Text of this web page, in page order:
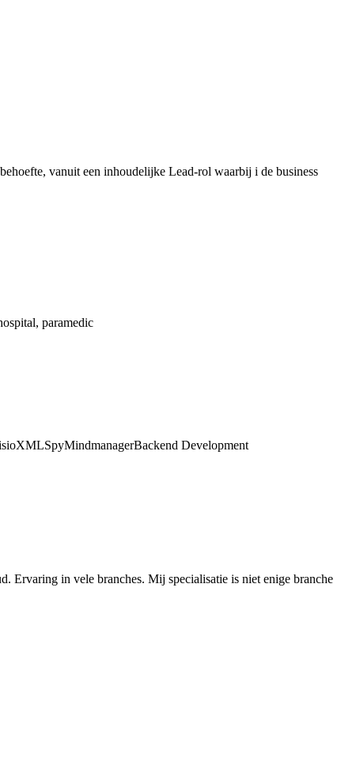
vanuit een inhoudelijke Lead-rol waarbij i de business
paramedic
XMLSpyMindmanagerBackend Development
Ervaring in vele branches. Mij specialisatie is niet enige branche